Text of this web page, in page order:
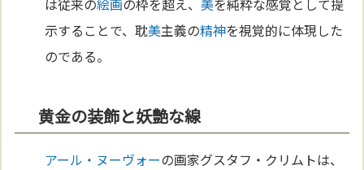
は従来の絵画の枠を超え、美を純粋な感覚として提
示することで、耽美主義の精神を視覚的に体現した
のである。
黄金の装飾と妖艶な線
アール・ヌーヴォーの画家グスタフ・クリムトは、